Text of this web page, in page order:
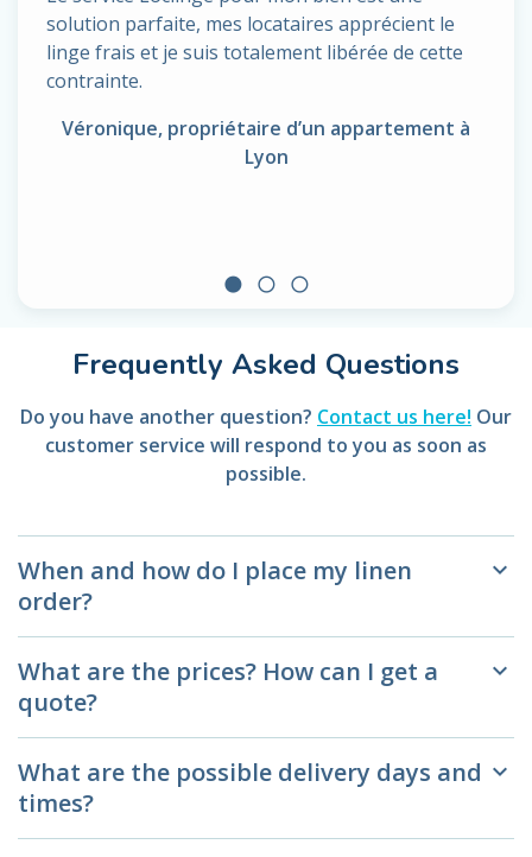
solution parfaite, mes locataires apprécient le
linge frais et je suis totalement libérée de cette
contrainte.
Véronique, propriétaire d’un appartement à
Lyon
circle radio_button_unchecked radio_button_unchecked
Frequently Asked Questions
Do you have another question? Contact us here! Our
customer service will respond to you as soon as
possible.
When and how do I place my linen
order?
keyboard_arrow_down
What are the prices? How can I get a
quote?
keyboard_arrow_down
What are the possible delivery days and
times?
keyboard_arrow_down